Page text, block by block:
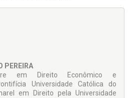
dos assuntos e o esmero
desenvolvidos, aliados ao modo
fazem com que este livro –
PEREIRA
em Direito Econômico e
Universidade Católica do
em Direito pela Universidade